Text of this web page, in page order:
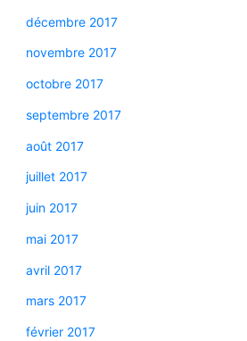
décembre 2017
novembre 2017
octobre 2017
septembre 2017
août 2017
juillet 2017
juin 2017
mai 2017
avril 2017
mars 2017
février 2017